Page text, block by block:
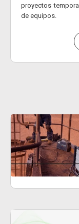
proyectos
de equipos.